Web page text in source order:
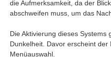
die Aufmerksamkeit, da der
abschweifen muss, um das
Die Aktivierung dieses Systems
Dunkelheit. Davor erscheint
Menüauswahl.